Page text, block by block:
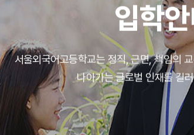
입학
서울외국어고등학교는 정직, 근면, 책임의
나아가는 글로벌 인재를길